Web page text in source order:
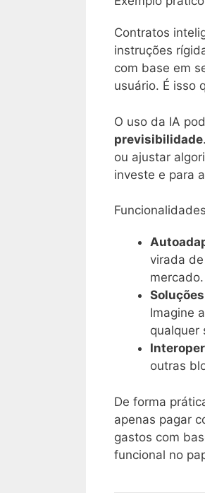
Contratos
instruções
com base em
usuário. É isso
O uso da IA
previsibilidade
ou ajustar
investe e para
virada
mercado.
Imagine
qualquer
outras
De forma
apenas pagar
gastos com
funcional no